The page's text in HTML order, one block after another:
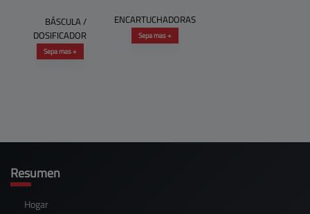
BÁSCULA /
DOSIFICADOR
Sepa mas +
ENCARTUCHADORAS
Sepa mas +
Resumen
Hogar